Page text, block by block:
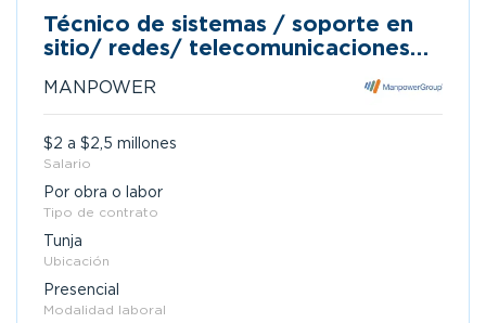
Técnico de sistemas / soporte en
sitio/ redes/ telecomunicaciones/
MANPOWER
$2 a $2,5 millones
Salario
Por obra o labor
Tipo de contrato
Tunja
Ubicación
Presencial
Modalidad laboral